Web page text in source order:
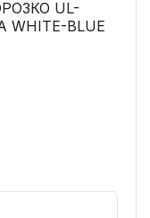
UL-
WHITE-BLUE